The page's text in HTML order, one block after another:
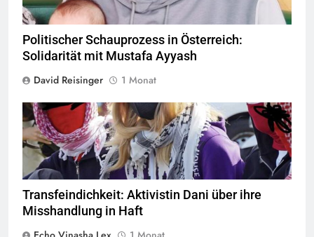
Politischer Schauprozess in Österreich:
Solidarität mit Mustafa Ayyash
David Reisinger
1 Monat
© privat alle Rechte vorbehalten
Transfeindichkeit: Aktivistin Dani über ihre
Misshandlung in Haft